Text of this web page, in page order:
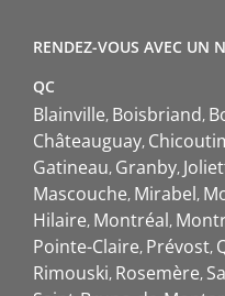
RENDEZ-VOUS AVEC UN
QC
Blainville Boisbriand
Châteauguay
Gatineau Granby
Mascouche Mirabel
Hilaire Montréal
Pointe-Claire Prévost
Rimouski Rosemère